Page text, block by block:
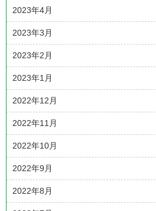
2023年4月
2023年3月
2023年2月
2023年1月
2022年12月
2022年11月
2022年10月
2022年9月
2022年8月